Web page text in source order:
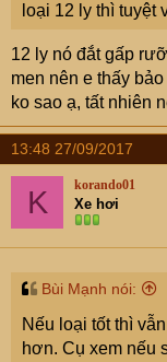
loại 12 ly thì tuyệt
12 ly nó đắt gấp
men nên e thấy
ko sao ạ, tất nhiên
13:48 27/09/2017
K korando01
Xe hơi
Bùi Mạnh nói:
Nếu loại tốt thì
hơn. Cụ xem nếu